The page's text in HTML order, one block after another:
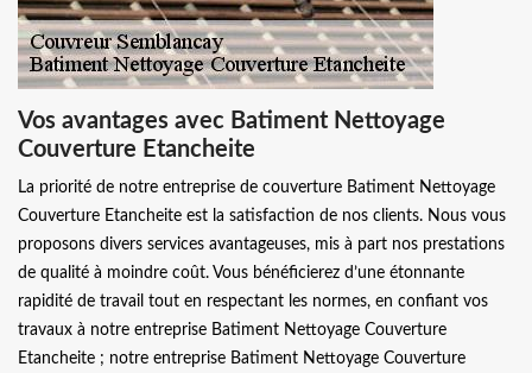
Vos avantages avec Batiment Nettoyage
Couverture Etancheite
La priorité de notre entreprise de couverture Batiment Nettoyage
Couverture Etancheite est la satisfaction de nos clients. Nous vous
proposons divers services avantageuses, mis à part nos prestations
de qualité à moindre coût. Vous bénéficierez d’une étonnante
rapidité de travail tout en respectant les normes, en confiant vos
travaux à notre entreprise Batiment Nettoyage Couverture
Etancheite ; notre entreprise Batiment Nettoyage Couverture